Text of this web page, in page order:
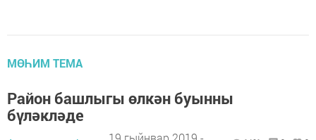
МӨҺИМ ТЕМА
Район башлыгы өлкән буынны
бүләкләде